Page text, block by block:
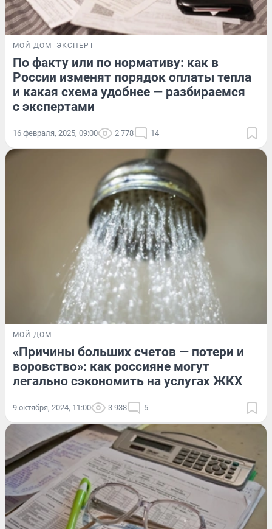
МОЙ ДОМ ЭКСПЕРТ
По факту или по нормативу: как в
России изменят порядок оплаты тепла
и какая схема удобнее — разбираемся
с экспертами
16 февраля, 2025, 09:00 2 778 14
МОЙ ДОМ
«Причины больших счетов — потери и
воровство»: как россияне могут
легально сэкономить на услугах ЖКХ
9 октября, 2024, 11:00 3 938 5